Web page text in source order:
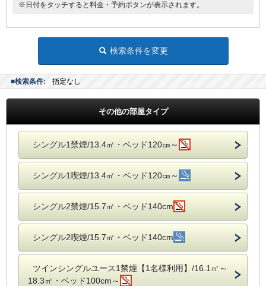
※日付をタッチすると料金・予約ボタンが表示されます。
検索条件を変更
■検索条件: 指定なし
その他の部屋タイプ
シングル1禁煙/13.4㎡・ベッド120㎝～
シングル1喫煙/13.4㎡・ベッド120㎝～
シングル2禁煙/15.7㎡・ベッド140cm
シングル2喫煙/15.7㎡・ベッド140cm
ツインシングルユース1禁煙【1名様利用】/16.1㎡～
18.3㎡・ベッド100cm～